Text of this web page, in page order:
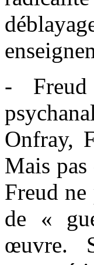
-
Onfray,
Mais
Freud
de «
œuvre.